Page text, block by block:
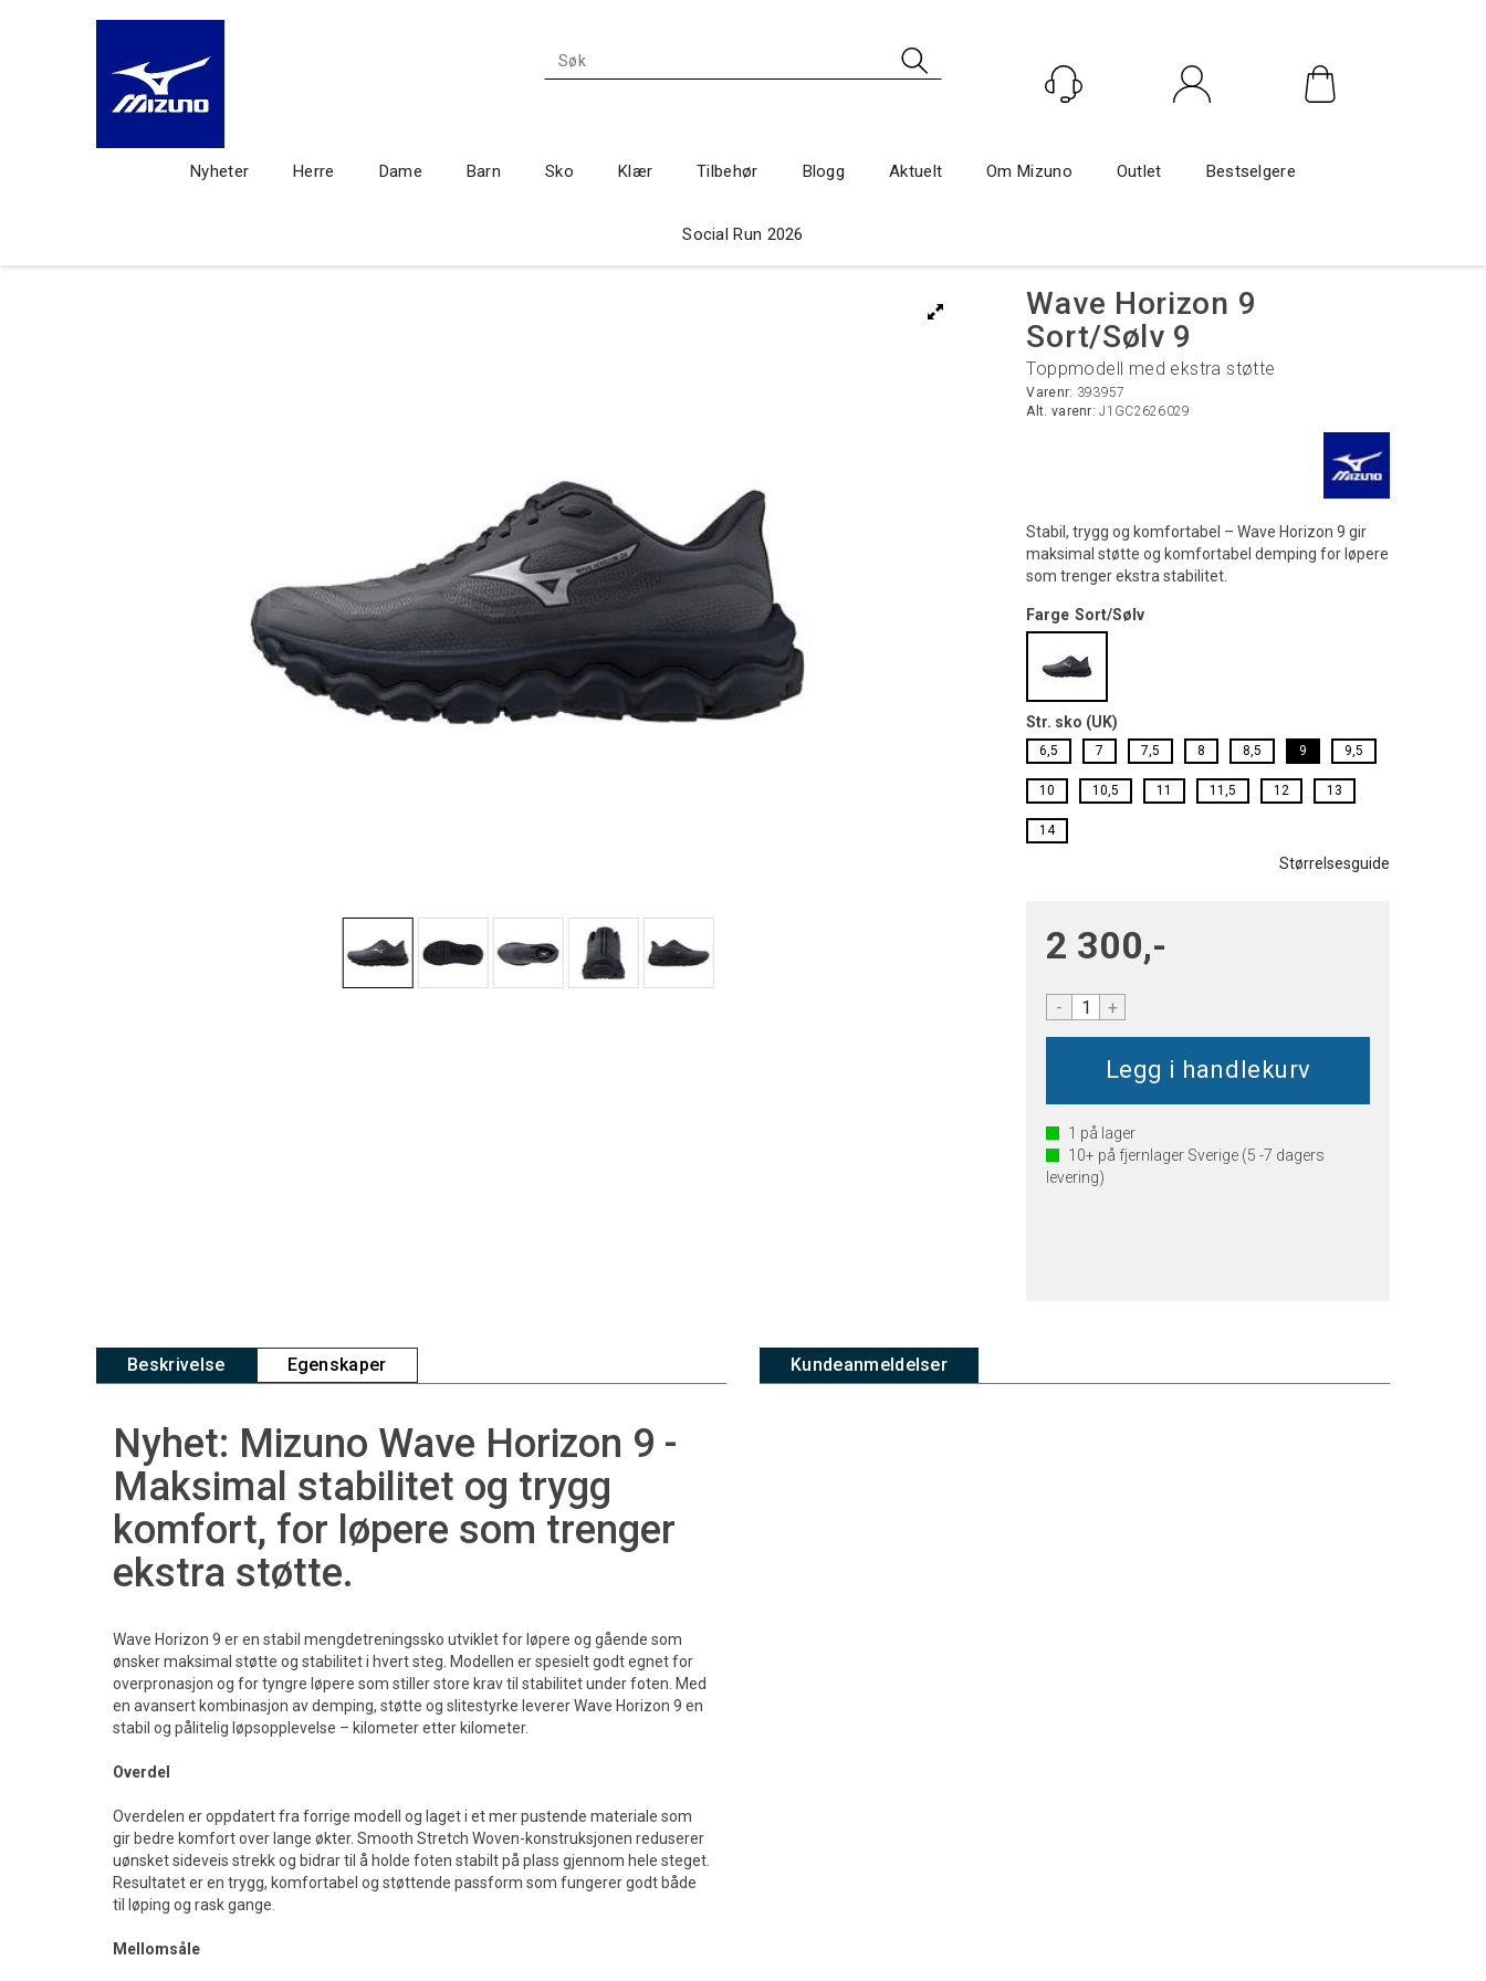
Nyheter Herre Dame Barn Sko Klær Tilbehør Blogg Aktuelt Om Mizuno Outlet Bestselgere
Social Run 2026
Wave Horizon 9
Sort/Sølv 9
Toppmodell med ekstra støtte
Varenr: 393957
Alt. varenr:J1GC2626029
Stabil, trygg og komfortabel – Wave Horizon 9 gir
maksimal støtte og komfortabel demping for løpere
som trenger ekstra stabilitet.
Farge Sort/Sølv
Str. sko (UK)
6,5 7 7,5 8 8,5 9 9,5
10 10,5 11 11,5 12 13
14
Størrelsesguide
2 300,-
- +
1 på lager
10+ på fjernlager Sverige (5 -7 dagers
levering)
Beskrivelse Egenskaper
Nyhet: Mizuno Wave Horizon 9 -
Maksimal stabilitet og trygg
komfort, for løpere som trenger
ekstra støtte.
Wave Horizon 9 er en stabil mengdetreningssko utviklet for løpere og gående som
ønsker maksimal støtte og stabilitet i hvert steg. Modellen er spesielt godt egnet for
overpronasjon og for tyngre løpere som stiller store krav til stabilitet under foten. Med
en avansert kombinasjon av demping, støtte og slitestyrke leverer Wave Horizon 9 en
stabil og pålitelig løpsopplevelse – kilometer etter kilometer.
Overdel
Overdelen er oppdatert fra forrige modell og laget i et mer pustende materiale som
gir bedre komfort over lange økter. Smooth Stretch Woven-konstruksjonen reduserer
uønsket sideveis strekk og bidrar til å holde foten stabilt på plass gjennom hele steget.
Resultatet er en trygg, komfortabel og støttende passform som fungerer godt både
til løping og rask gange.
Mellomsåle
Kundeanmeldelser